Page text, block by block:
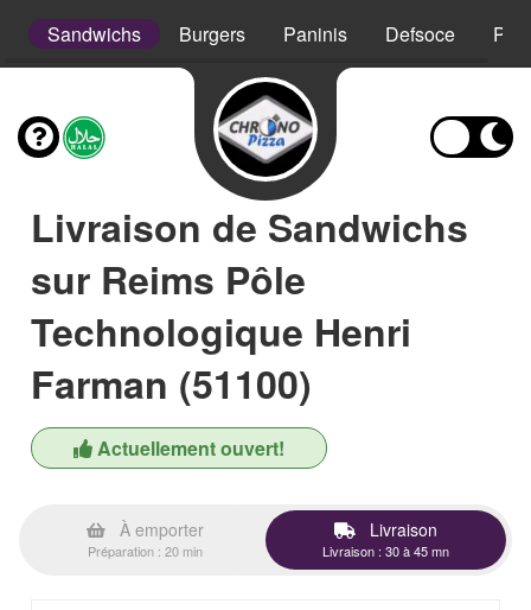
Sandwichs Burgers Paninis Defsoce
Livraison de Sandwichs
sur Reims Pôle
Technologique Henri
Farman (51100)
Actuellement ouvert!
À emporter
Préparation : 20 min
Livraison
Livraison : 30 à 45 mn